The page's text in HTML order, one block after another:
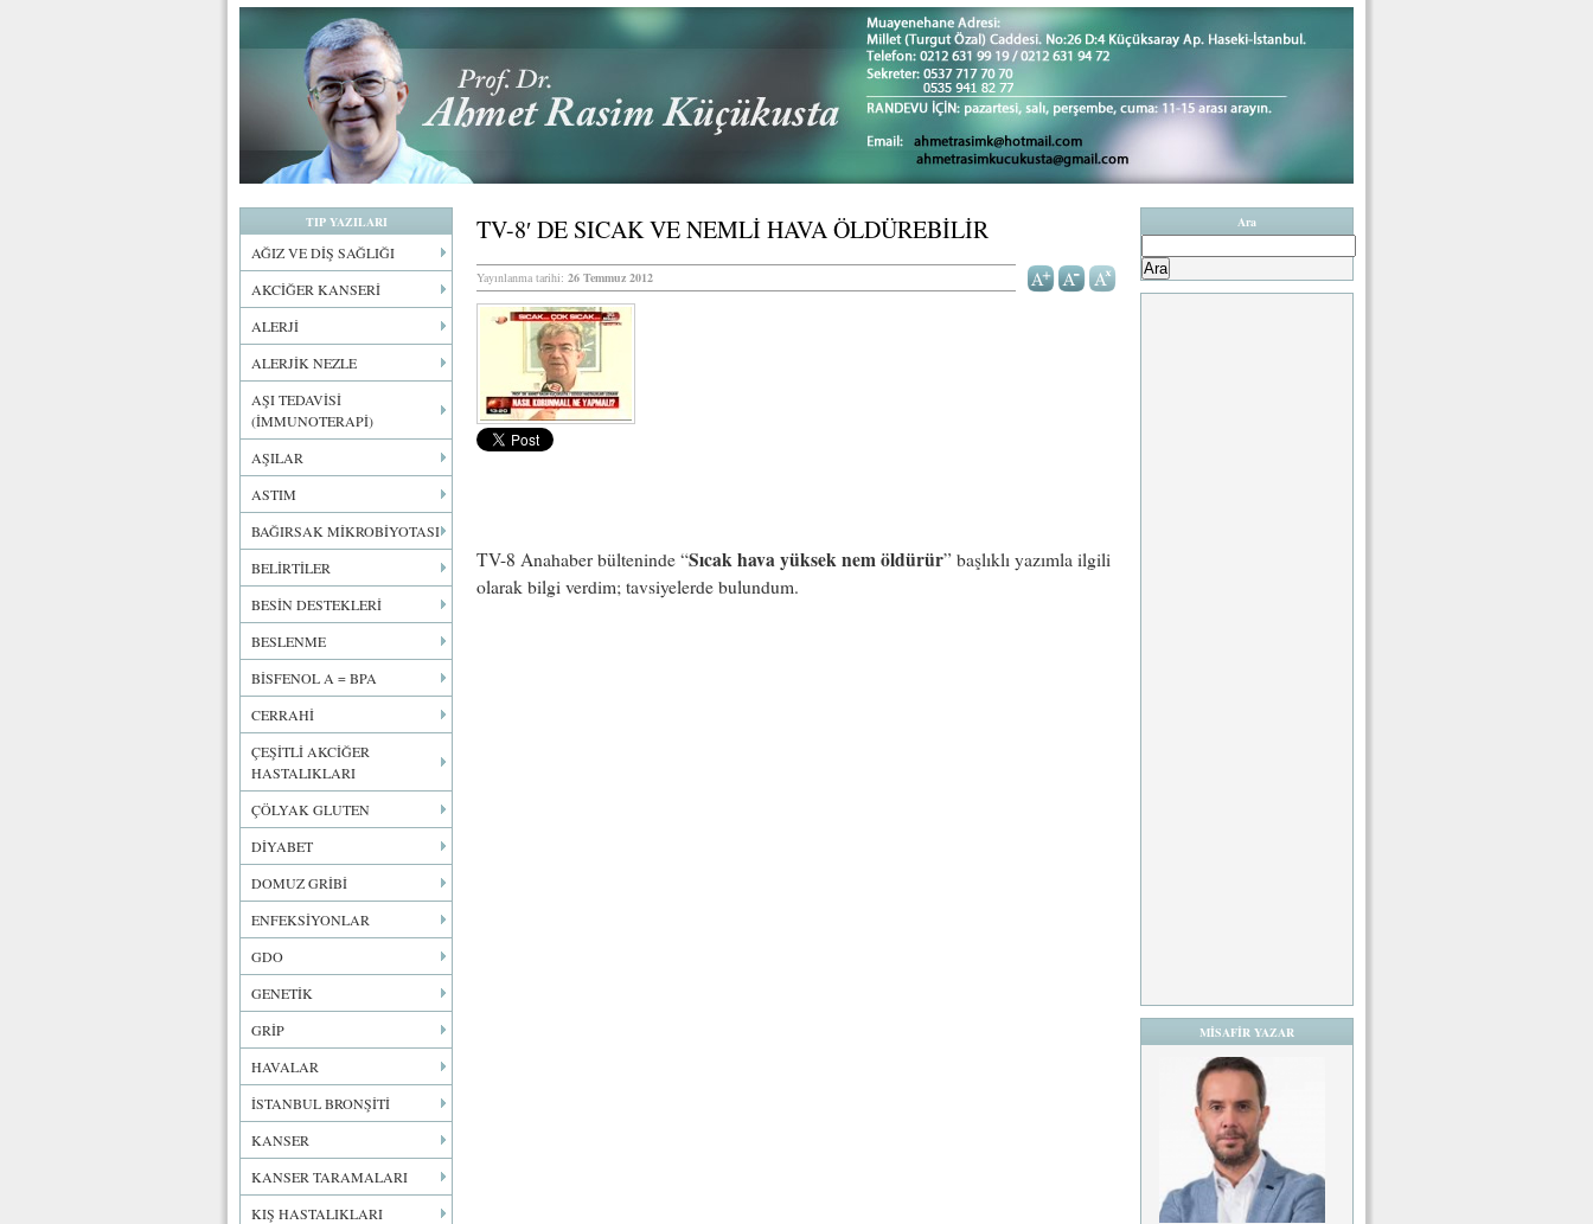
TIP YAZILARI
AĞIZ VE DİŞ SAĞLIĞI
AKCİĞER KANSERİ
ALERJİ
ALERJİK NEZLE
AŞI TEDAVİSİ
(İMMUNOTERAPİ)
AŞILAR
ASTIM
BAĞIRSAK MİKROBİYOTASI
BELİRTİLER
BESİN DESTEKLERİ
BESLENME
BİSFENOL A = BPA
CERRAHİ
ÇEŞİTLİ AKCİĞER
HASTALIKLARI
ÇÖLYAK GLUTEN
DİYABET
DOMUZ GRİBİ
ENFEKSİYONLAR
GDO
GENETİK
GRİP
HAVALAR
İSTANBUL BRONŞİTİ
KANSER
KANSER TARAMALARI
KIŞ HASTALIKLARI
TV-8′ DE SICAK VE NEMLİ HAVA ÖLDÜREBİLİR
Yayınlanma tarihi: 26 Temmuz 2012
TV-8 Anahaber bülteninde “Sıcak hava yüksek nem öldürür” başlıklı yazımla ilgili
olarak bilgi verdim; tavsiyelerde bulundum.
Ara
MİSAFİR YAZAR